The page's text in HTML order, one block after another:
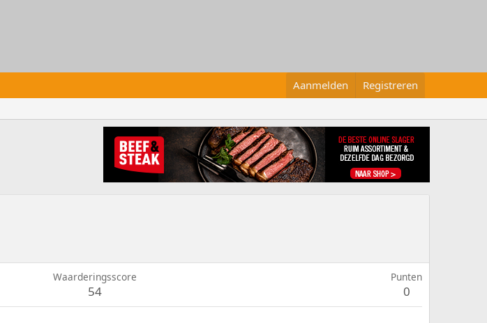
Aanmelden Registreren
Waarderingsscore
54
Punten
0